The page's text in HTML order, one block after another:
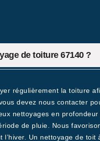
de toiture 67140 ?
régulièrement la toiture
devez nous contacter
nettoyages en
de pluie. Nous
l’hiver. Un nettoyage de